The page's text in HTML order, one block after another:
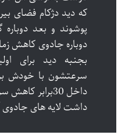
که دید دژکام فضای
پوشوند و بعد
دوباره جادوی کاهش
بجنبه دید برای
سرعتشون با خودش
داخل 30برابر
داشت لایه های جادوی